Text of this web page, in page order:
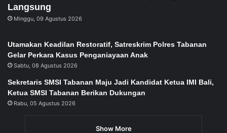
Langsung
Minggu, 09 Agustus 2026
Utamakan Keadilan Restoratif, Satreskrim Polres Tabanan
Gelar Perkara Kasus Penganiayaan Anak
Sabtu, 08 Agustus 2026
Sekretaris SMSI Tabanan Maju Jadi Kandidat Ketua IMI Bali,
Ketua SMSI Tabanan Berikan Dukungan
Rabu, 05 Agustus 2026
Show More